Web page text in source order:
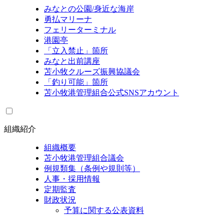
みなとの公園/身近な海岸
勇払マリーナ
フェリーターミナル
港園亭
「立入禁止」箇所
みなと出前講座
苫小牧クルーズ振興協議会
「釣り可能」箇所
苫小牧港管理組合公式SNSアカウント
組織紹介
組織概要
苫小牧港管理組合議会
例規類集（条例や規則等）
人事・採用情報
定期監査
財政状況
予算に関する公表資料